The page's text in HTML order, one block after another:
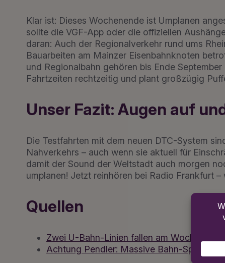
Klar ist: Dieses Wochenende ist Umplanen
sollte die VGF-App oder die offiziellen
daran: Auch der Regionalverkehr rund ums
Bauarbeiten am Mainzer Eisenbahnknoten
und Regionalbahn gehören bis Ende
Fahrtzeiten rechtzeitig und plant großzügig
Unser Fazit: Augen auf
Die Testfahrten mit dem neuen DTC-System
Nahverkehrs – auch wenn sie aktuell für
damit der Sound der Weltstadt auch morgen
umplanen! Jetzt reinhören bei Radio Frankfurt
Quellen
Zwei U-Bahn-Linien fallen am
Achtung Pendler: Massive Bahn-